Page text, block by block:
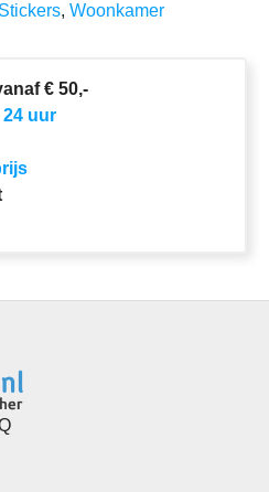
Stickers, Woonkamer
€ 50,-
24 uur